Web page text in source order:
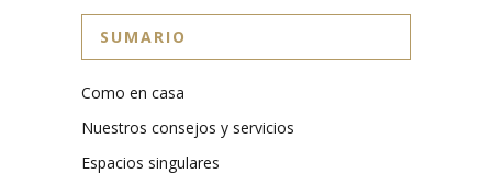
SUMARIO
Como en casa
Nuestros consejos y servicios
Espacios singulares